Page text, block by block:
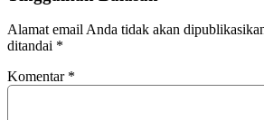
Alamat email Anda tidak akan
ditandai *
Komentar *